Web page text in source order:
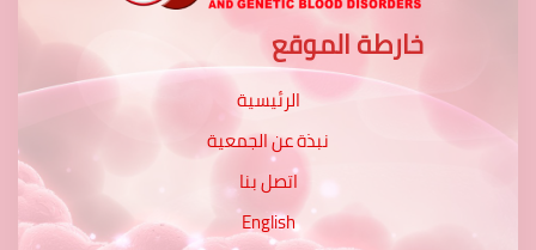
خارطة الموقع
الرئيسية
نبذة عن الجمعية
اتصل بنا
English